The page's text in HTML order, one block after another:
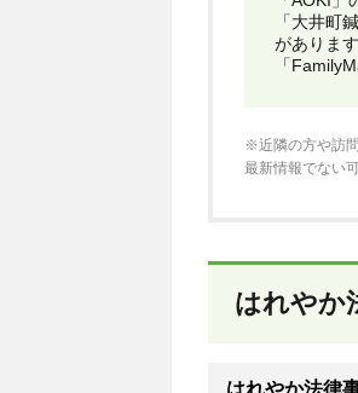
「大井町
があります
「
※近隣の方や訪
最新情報でない
はれやか
はれやか法律